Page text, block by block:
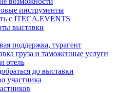
инструменты
с ITECA.EVENTS
выставки
поддержка, турагент
груза и таможенные услуги
отель
до выставки
участника